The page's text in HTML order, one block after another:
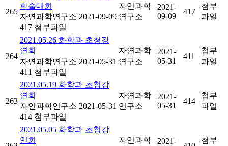
265
학술대회
자연과학연구소 2021-09-09
417 첨부파일
자연과학
연구소
2021-
09-09
417
첨부
파일
264
2021.05.26 화학과 초청강
연회
자연과학연구소 2021-05-31
411 첨부파일
자연과학
연구소
2021-
05-31
411
첨부
파일
263
2021.05.19 화학과 초청강
연회
자연과학연구소 2021-05-31
414 첨부파일
자연과학
연구소
2021-
05-31
414
첨부
파일
2021.05.05 화학과 초청강
연회
자연과학
2021-
첨부